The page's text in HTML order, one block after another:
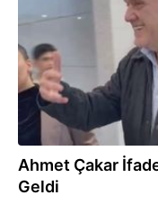
Ahmet Çakar
Geldi